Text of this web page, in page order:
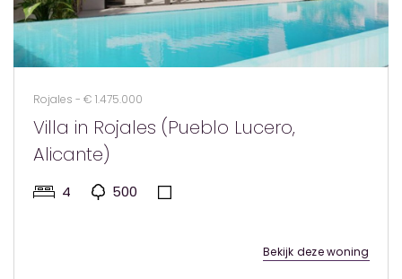
Rojales - € 1.475.000
Villa in Rojales (Pueblo Lucero,
Alicante)
4 500
Bekijk deze woning